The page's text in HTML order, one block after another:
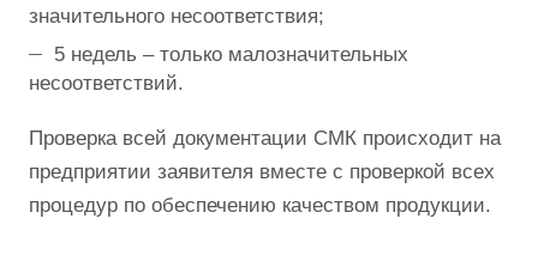
значительного несоответствия;
5 недель – только малозначительных
несоответствий.
Проверка всей документации СМК происходит на
предприятии заявителя вместе с проверкой всех
процедур по обеспечению качеством продукции.